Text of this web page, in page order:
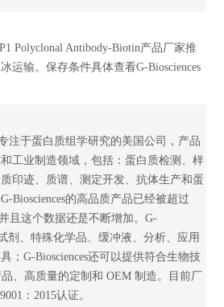
Polyclonal Antibody-Biotin产品厂家推
运输。保存条件具体查看G-Biosciences
注于蛋白质组学研究的美国公司，产品
工业制造领域，包括：蛋白质检测、样
印迹、质谱、测定开发、抗体生产和蛋
Biosciences的高品质产品已经被超过
且这个数据还是不断增加。G-
剂、特殊化学品、缓冲液、分析、应用
；G-Biosciences还可以提供符合生物技
、高质量的定制和 OEM 制造。目前厂
：2015认证。